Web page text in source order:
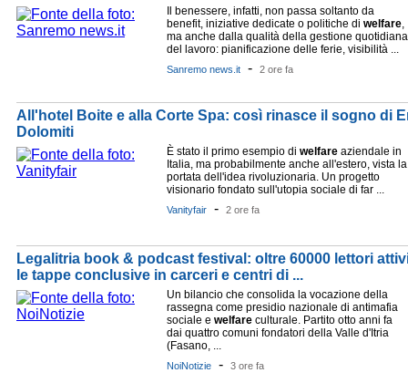
Il benessere, infatti, non passa soltanto da
benefit, iniziative dedicate o politiche di welfare,
ma anche dalla qualità della gestione quotidiana
del lavoro: pianificazione delle ferie, visibilità ...
Sanremo news.it - 2 ore fa
All'hotel Boite e alla Corte Spa: così rinasce il sogno di
Dolomiti
È stato il primo esempio di welfare aziendale in
Italia, ma probabilmente anche all'estero, vista la
portata dell'idea rivoluzionaria. Un progetto
visionario fondato sull'utopia sociale di far ...
Vanityfair - 2 ore fa
Legalitria book & podcast festival: oltre 60000 lettori
le tappe conclusive in carceri e centri di ...
Un bilancio che consolida la vocazione della
rassegna come presidio nazionale di antimafia
sociale e welfare culturale. Partito otto anni fa
dai quattro comuni fondatori della Valle d'Itria
(Fasano, ...
NoiNotizie - 3 ore fa